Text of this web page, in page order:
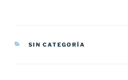
CATEGORÍAS
SIN CATEGORÍA